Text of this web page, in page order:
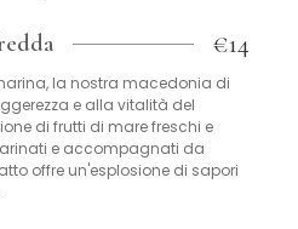
€14
la nostra macedonia di
e alla vitalità del
di frutti di mare freschi e
e accompagnati da
offre un'esplosione di sapori